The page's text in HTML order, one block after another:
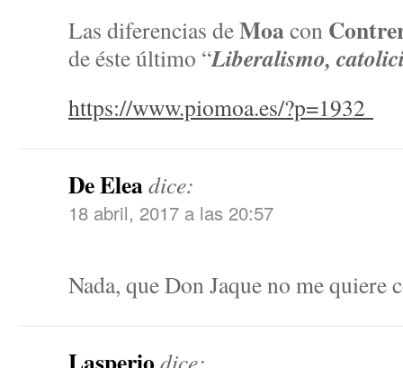
Las diferencias deMoacon
de éste último “Liberalismo,
https://www.piomoa.es/?p=1932
De Eleadice:
18 abril, 2017 a las 20:57
Nada, que Don Jaque no me quiere
dice: